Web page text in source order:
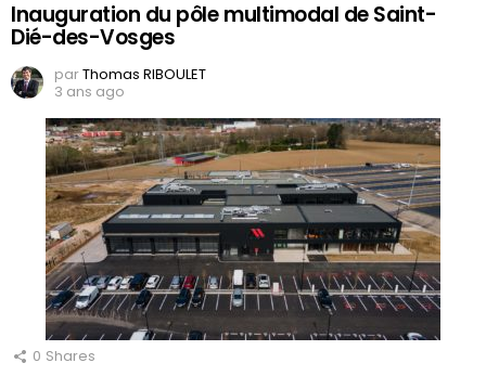
Inauguration du pôle multimodal de Saint-
Dié-des-Vosges
parThomas RIBOULET
3 ans ago
0 Shares